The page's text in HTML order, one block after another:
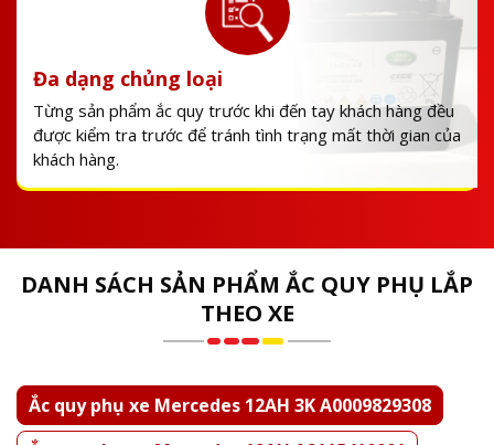
Đa dạng chủng loại
Từng sản phẩm ắc quy trước khi đến tay khách hàng đều
được kiểm tra trước để tránh tình trạng mất thời gian của
khách hàng.
DANH SÁCH SẢN PHẨM ẮC QUY PHỤ LẮP
THEO XE
Ắc quy phụ xe Mercedes 12AH 3K A0009829308